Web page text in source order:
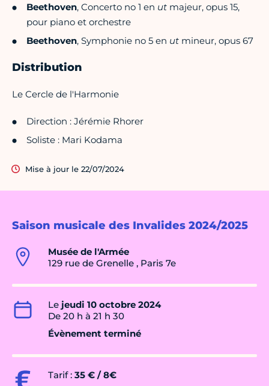
Saison musicale des Invalides 2024/2025
Musée de l'Armée
129 rue de Grenelle , Paris 7e
Le jeudi 10 octobre 2024
De 20 h à 21 h 30
Évènement terminé
Tarif : 35 € / 8€
Beethoven, Concerto no 1 en ut majeur, opus 15,
pour piano et orchestre
Beethoven, Symphonie no 5 en ut mineur, opus 67
Distribution
Le Cercle de l'Harmonie
Direction : Jérémie Rhorer
Soliste : Mari Kodama
Mise à jour le 22/07/2024